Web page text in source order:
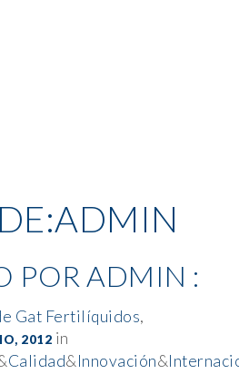
POR ADMIN :
Gat Fertilíquidos,
2012 in
Calidad&Innovación&